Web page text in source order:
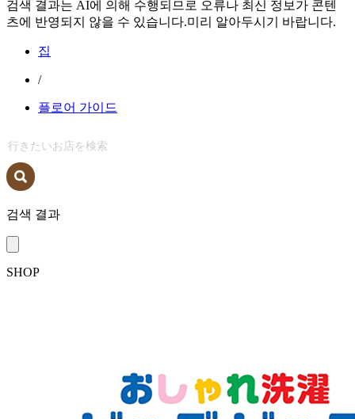
검색 결과는 AI에 의해 수행되므로 오류나 최신 정보가 콘텐
츠에 반영되지 않을 수 있습니다.미리 알아두시기 바랍니다.
집
/
플로어 가이드
검색 결과
SHOP